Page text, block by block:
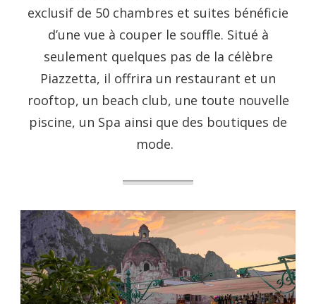
exclusif de 50 chambres et suites bénéficie
d’une vue à couper le souffle. Situé à
seulement quelques pas de la célèbre
Piazzetta, il offrira un restaurant et un
rooftop, un beach club, une toute nouvelle
piscine, un Spa ainsi que des boutiques de
mode.